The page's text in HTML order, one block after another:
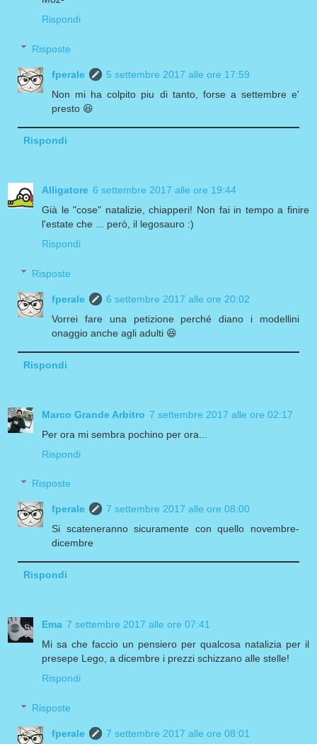
Rispondi
Risposte
fperale
5 settembre 2017 alle ore 17:59
Non mi ha colpito piu di tanto, forse a settembre e'
presto 😆
Rispondi
Alligatore 6 settembre 2017 alle ore 19:44
Già le "cose" natalizie, chiapperi! Non fai in tempo a finire
l'estate che ... però, il legosauro :)
Rispondi
Risposte
fperale
6 settembre 2017 alle ore 20:02
Vorrei fare una petizione perché diano i modellini
onaggio anche agli adulti 😆
Rispondi
Marco Grande Arbitro 7 settembre 2017 alle ore 02:17
Per ora mi sembra pochino per ora...
Rispondi
Risposte
fperale
7 settembre 2017 alle ore 08:00
Si scateneranno sicuramente con quello novembre-
dicembre
Rispondi
Ema 7 settembre 2017 alle ore 07:41
Mi sa che faccio un pensiero per qualcosa natalizia per il
presepe Lego, a dicembre i prezzi schizzano alle stelle!
Rispondi
Risposte
fperale
7 settembre 2017 alle ore 08:01